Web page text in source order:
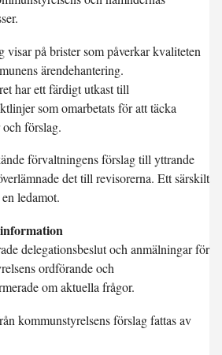
visar på brister som påverkar kvaliteten
ärendehantering.
har ett färdigt utkast till
som omarbetats för att täcka
förslag.
förvaltningens förslag till yttrande
det till revisorerna. Ett särskilt
ledamot.
delegationsbeslut och anmälningar för
ordförande och
om aktuella frågor.
kommunstyrelsens förslag fattas av